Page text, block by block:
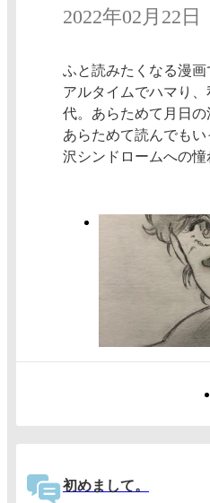
2022年02月22日
ふと読みたくなる漫
アルタイムでハマり
代。あらためて月日の
あらためて読んでも
沢シンドロームへの憧
初めまして。